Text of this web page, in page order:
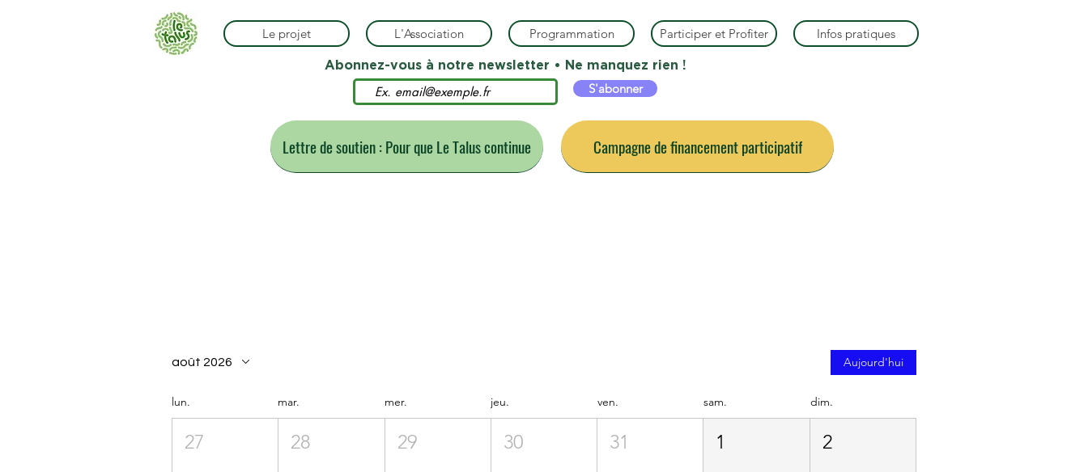
Le projet L'Association Programmation Participer et Profiter Infos pratiques
Abonnez-vous à notre newsletter • Ne manquez rien !
S'abonner
Lettre de soutien : Pour que Le Talus continue Campagne de financement participatif
août 2026 Aujourd'hui
lun. mar. mer. jeu. ven. sam. dim.
27 28 29 30 31 1 2